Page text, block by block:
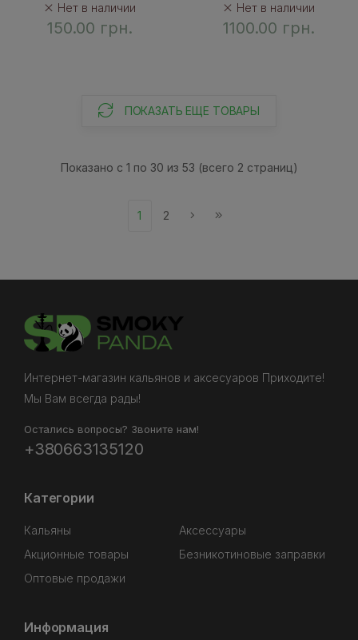
Нет в наличии
150.00 грн.
Нет в наличии
1100.00 грн.
ПОКАЗАТЬ ЕЩЕ ТОВАРЫ
Показано с 1 по 30 из 53 (всего 2 страниц)
1 2
Интернет-магазин кальянов и аксесуаров Приходите!
Мы Вам всегда рады!
Остались вопросы? Звоните нам!
+380663135120
Категории
Кальяны
Аксессуары
Акционные товары
Безникотиновые заправки
Оптовые продажи
Информация